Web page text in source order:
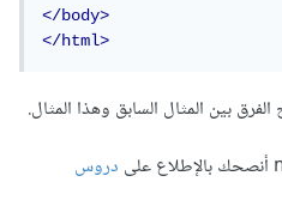
</body>
</html>
بين المثال السابق وهذا المثال.
دروس